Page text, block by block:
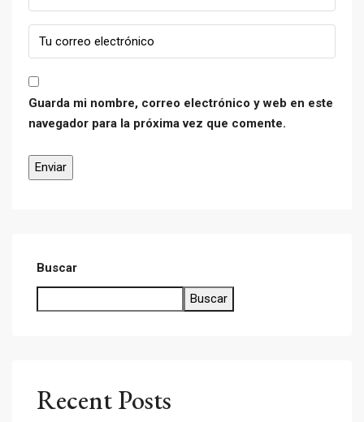
Guarda mi nombre, correo electrónico y web en este
navegador para la próxima vez que comente.
Buscar
Buscar
Recent Posts